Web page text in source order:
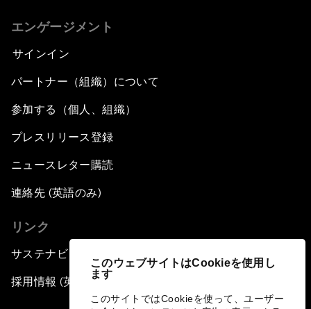
このウェブサイトはCookieを使用し
ます
このサイトではCookieを使って、ユーザー
エンゲージメント
サインイン
パートナー（組織）について
参加する（個人、組織）
プレスリリース登録
ニュースレター購読
連絡先 (英語のみ)
リンク
サステナビリティへの取り組み
採用情報 (英語のみ)